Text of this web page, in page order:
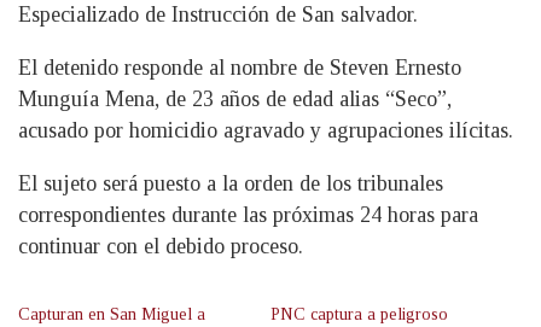
Especializado de Instrucción de San salvador.
El detenido responde al nombre de Steven Ernesto
Munguía Mena, de 23 años de edad alias “Seco”,
acusado por homicidio agravado y agrupaciones ilícitas.
El sujeto será puesto a la orden de los tribunales
correspondientes durante las próximas 24 horas para
continuar con el debido proceso.
Capturan en San Miguel a
PNC captura a peligroso